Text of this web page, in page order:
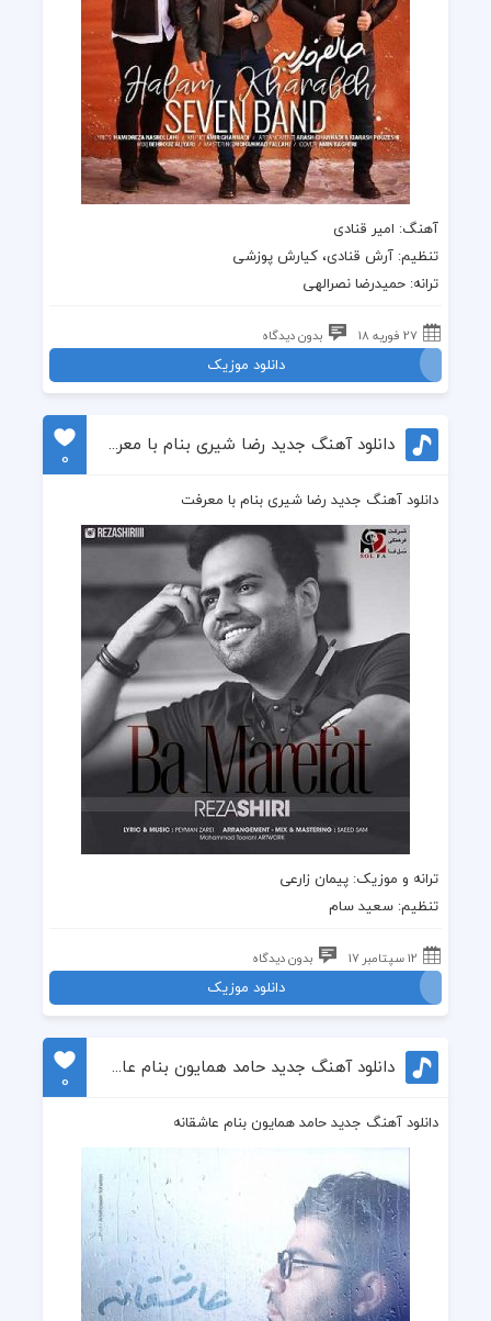
آهنگ: امیر قنادی
تنظیم: آرش قنادی، کیارش پوزشی
ترانه: حمیدرضا نصرالهی
27 فوریه 18 بدون دیدگاه
دانلود موزیک
دانلود آهنگ جدید رضا شیری بنام با معرفت
0
دانلود آهنگ جدید رضا شیری بنام با معرفت
ترانه و موزیک: پیمان زارعی
تنظیم: سعید سام
12 سپتامبر 17 بدون دیدگاه
دانلود موزیک
دانلود آهنگ جدید حامد همایون بنام عاشقانه
0
دانلود آهنگ جدید حامد همایون بنام عاشقانه